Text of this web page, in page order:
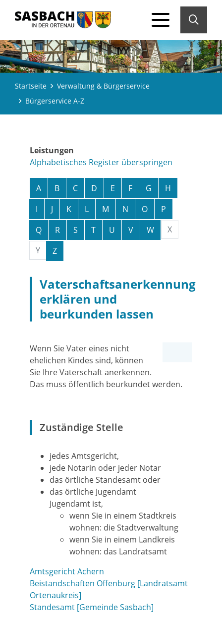
Startseite
Verwaltung & Bürgerservice
Bürgerservice A-Z
Leistungen
Alphabetisches Register überspringen
A B C D E F G
H
I
J K L M N O
P
Q
R S T U V W
X
Y
Z
Vaterschaftsanerkennung
erklären und
beurkunden lassen
Wenn Sie Vater eines nicht
ehelichen Kindes sind, können
Sie Ihre Vaterschaft anerkennen.
Das muss öffentlich beurkundet werden.
Zuständige Stelle
jedes Amtsgericht,
jede Notarin oder jeder Notar
das örtliche Standesamt oder
das örtliche Jugendamt
Jugendamt ist,
wenn Sie in einem Stadtkreis
wohnen: die Stadtverwaltung
wenn Sie in einem Landkreis
wohnen: das Landratsamt
Amtsgericht Achern
Beistandschaften Offenburg [Landratsamt
Ortenaukreis]
Standesamt [Gemeinde Sasbach]